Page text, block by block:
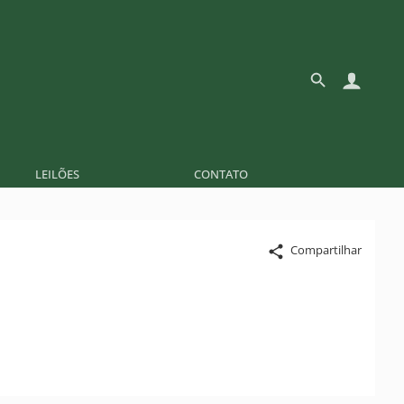
LEILÕES CONTATO
Compartilhar